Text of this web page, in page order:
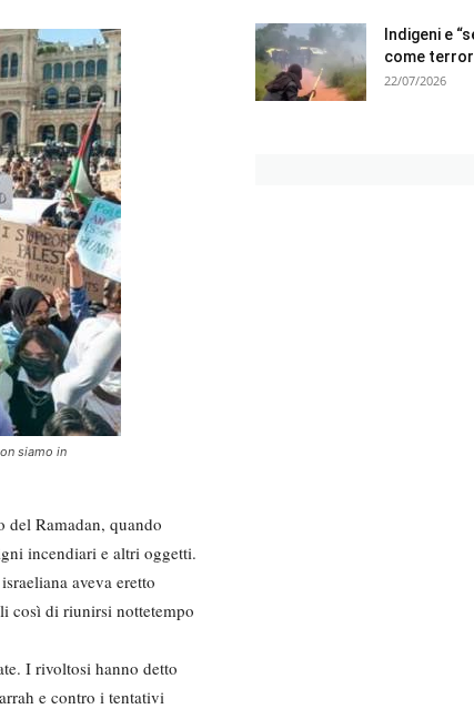
siamo in
Ramadan, quando
incendiari e altri oggetti.
aveva eretto
così di riunirsi nottetempo
I rivoltosi hanno detto
e contro i tentativi
Indigeni e
come
22/07/2026